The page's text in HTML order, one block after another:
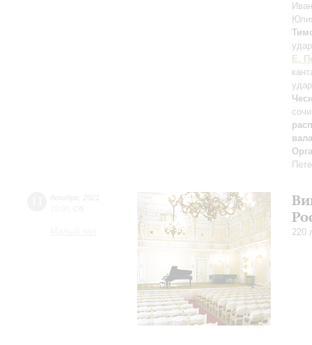
Е.
220